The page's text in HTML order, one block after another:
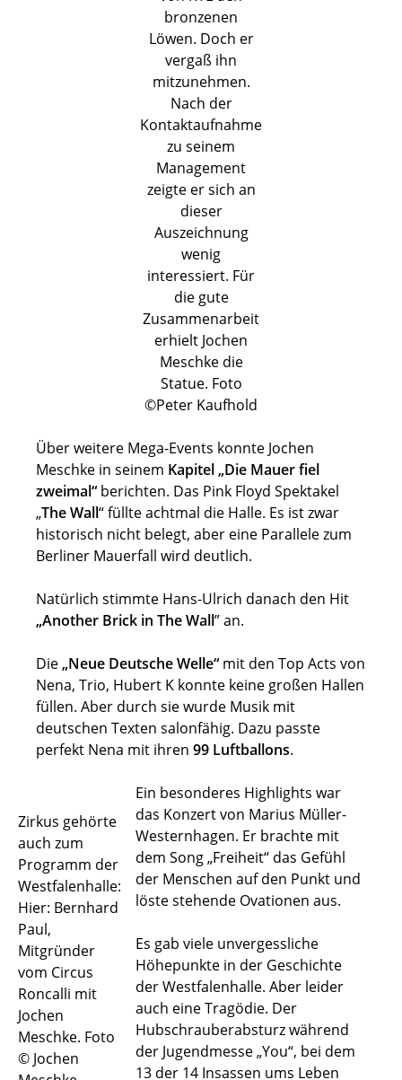
bronzenen
Löwen. Doch er
vergaß ihn
mitzunehmen.
Nach der
Kontaktaufnahme
zu seinem
Management
zeigte er sich an
dieser
Auszeichnung
wenig
interessiert. Für
die gute
Zusammenarbeit
erhielt Jochen
Meschke die
Statue. Foto
©Peter Kaufhold
Über weitere Mega-Events konnte Jochen
Meschke in seinem Kapitel „Die Mauer fiel
zweimal“ berichten. Das Pink Floyd Spektakel
„The Wall“ füllte achtmal die Halle. Es ist zwar
historisch nicht belegt, aber eine Parallele zum
Berliner Mauerfall wird deutlich.
Natürlich stimmte Hans-Ulrich danach den Hit
„Another Brick in The Wall” an.
Die„Neue Deutsche Welle“ mit den Top Acts von
Nena, Trio, Hubert K konnte keine großen Hallen
füllen. Aber durch sie wurde Musik mit
deutschen Texten salonfähig. Dazu passte
perfekt Nena mit ihren 99 Luftballons.
Zirkus gehörte
auch zum
Programm der
Westfalenhalle:
Hier: Bernhard
Paul,
Mitgründer
vom Circus
Roncalli mit
Jochen
Meschke. Foto
© Jochen
Ein besonderes Highlights war
das Konzert von Marius Müller-
Westernhagen. Er brachte mit
dem Song „Freiheit“ das Gefühl
der Menschen auf den Punkt und
löste stehende Ovationen aus.
Es gab viele unvergessliche
Höhepunkte in der Geschichte
der Westfalenhalle. Aber leider
auch eine Tragödie. Der
Hubschrauberabsturz während
der Jugendmesse „You“, bei dem
13 der 14 Insassen ums Leben